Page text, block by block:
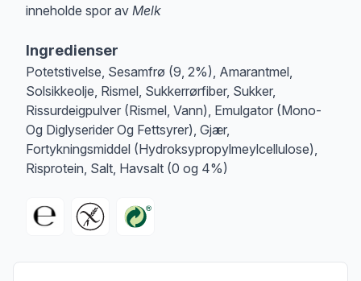
inneholde spor av Melk
Ingredienser
Potetstivelse, Sesamfrø (9, 2%), Amarantmel,
Solsikkeolje, Rismel, Sukkerrørfiber, Sukker,
Rissurdeigpulver (Rismel, Vann), Emulgator (Mono-
Og Diglyserider Og Fettsyrer), Gjær,
Fortykningsmiddel (Hydroksypropylmeylcellulose),
Risprotein, Salt, Havsalt (0 og 4%)